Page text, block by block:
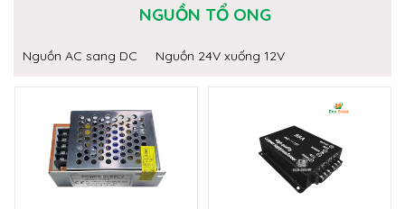
NGUỒN TỔ ONG
Nguồn AC sang DC Nguồn 24V xuống 12V